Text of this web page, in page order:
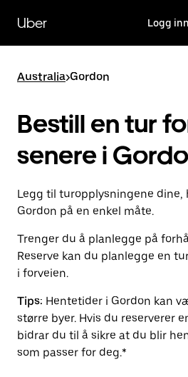
hovedinnholdet
Uber Logg inn
Australia>Gordon
Bestill en tur
senere i
Legg til turopplysningene
Gordon på en enkel måte.
Trenger du å planlegge på
Reserve kan du planlegge en
i forveien.
Tips: Hentetider i Gordon kan
større byer. Hvis du reserverer
bidrar du til å sikre at du blir
som passer for deg.*